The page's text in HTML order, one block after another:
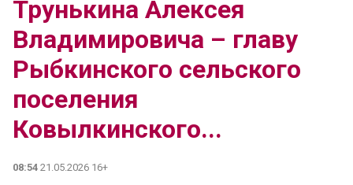
Трунькина Алексея
Владимировича – главу
Рыбкинского сельского
поселения
Ковылкинского...
08:54 21.05.2026 16+